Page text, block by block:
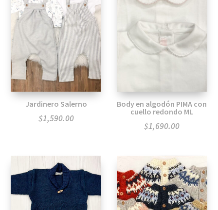
Jardinero Salerno
$1,590.00
Body en algodón PIMA con
cuello redondo ML
$1,690.00